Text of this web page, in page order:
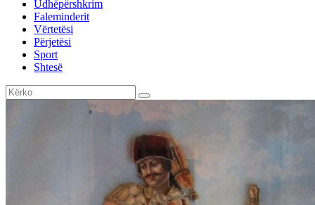
Udhëpërshkrim
Faleminderit
Vërtetësi
Përjetësi
Sport
Shtesë